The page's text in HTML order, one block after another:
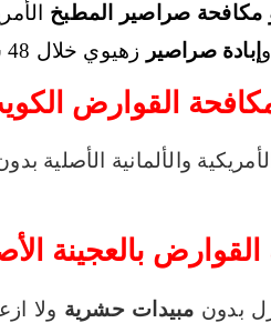
صراصير المطبخ
إبادة صراصير زهيوي خلال 48 ساعة بالكفالة المضمونة .
القوارض
والألمانية الأصلية
بالعجينة
بدون مبيدات حشرية ولا